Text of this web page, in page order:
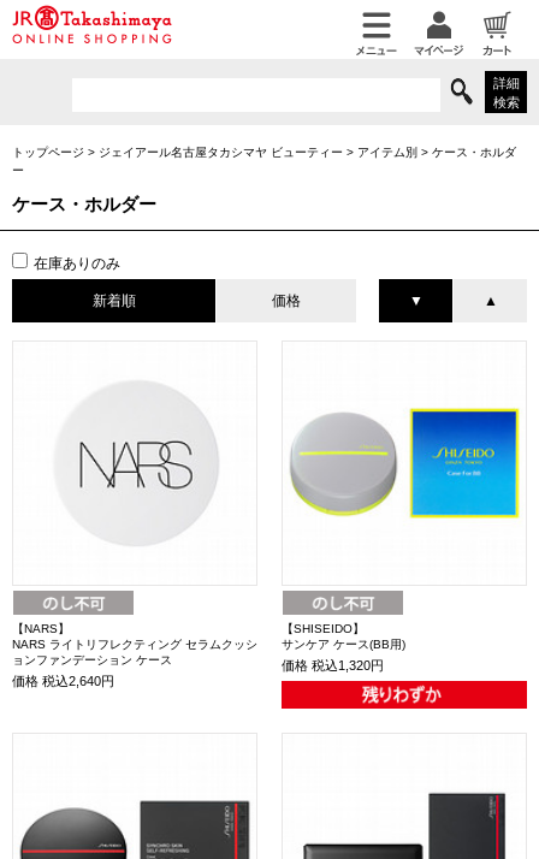
詳細
検索
トップページ > ジェイアール名古屋タカシマヤ ビューティー > アイテム別 > ケース・ホルダ
ー
ケース・ホルダー
在庫ありのみ
新着順 価格 ▼ ▲
【NARS】
NARS ライトリフレクティング セラムクッシ
ョンファンデーション ケース
価格 税込2,640円
【SHISEIDO】
サンケア ケース(BB用)
価格 税込1,320円